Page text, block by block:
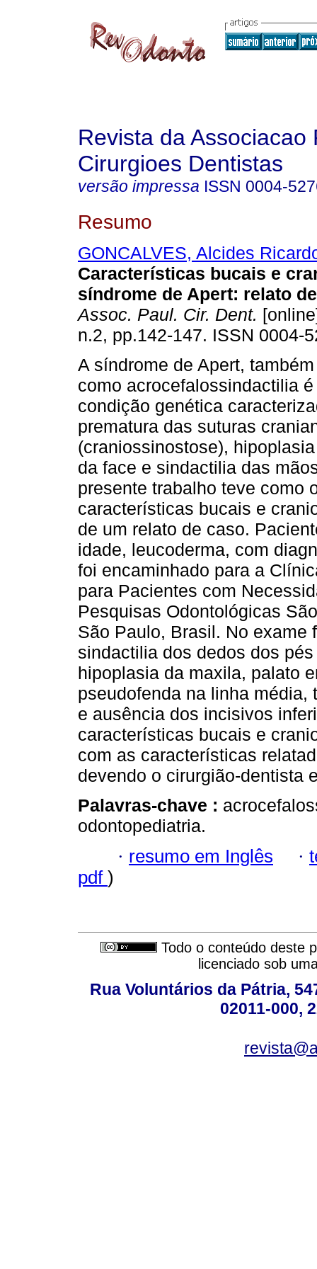
Revista da Associacao
Cirurgioes Dentistas
versão impressa ISSN 0004-
Resumo
GONCALVES, Alcides
Características bucais e
síndrome de Apert: relato
Assoc. Paul. Cir. Dent.
n.2, pp.142-147. ISSN 0004-
A síndrome de Apert,
como acrocefalossindactilia
condição genética
prematura das suturas
(craniossinostose),
da face e sindactilia das
presente trabalho teve como
características bucais e
de um relato de caso.
idade, leucoderma, com
foi encaminhado para a
para Pacientes com
Pesquisas Odontológicas
São Paulo, Brasil. No exame
sindactilia dos dedos dos
hipoplasia da maxila, palato
pseudofenda na linha
e ausência dos incisivos
características bucais e
com as características
devendo o cirurgião-dentista
Palavras-chave :
odontopediatria.
· resumo em Inglês ·
pdf )
Todo o conteúdo deste
licenciado sob
Rua Voluntários da Pátria,
02011-000,